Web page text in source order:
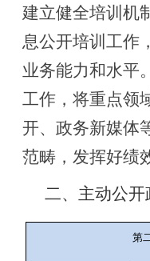
建立健全培训机
息公开培训工作
业务能力和水平
工作，将重点领
开、政务新媒体
范畴，发挥好绩
二、主动公
第